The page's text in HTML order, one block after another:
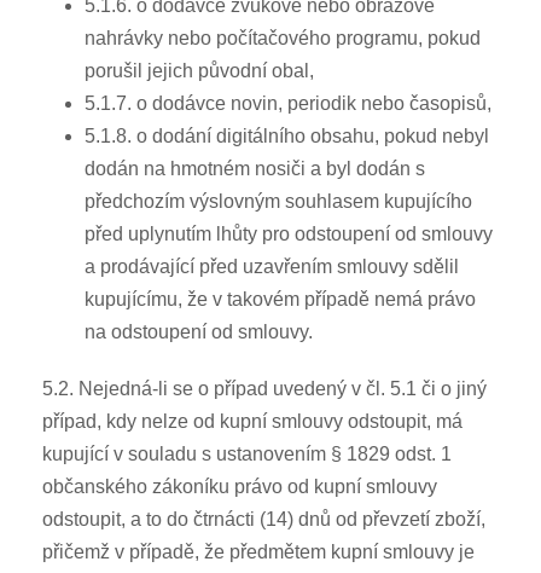
5.1.6. o dodávce zvukové nebo obrazové
nahrávky nebo počítačového programu, pokud
porušil jejich původní obal,
5.1.7. o dodávce novin, periodik nebo časopisů,
5.1.8. o dodání digitálního obsahu, pokud nebyl
dodán na hmotném nosiči a byl dodán s
předchozím výslovným souhlasem kupujícího
před uplynutím lhůty pro odstoupení od smlouvy
a prodávající před uzavřením smlouvy sdělil
kupujícímu, že v takovém případě nemá právo
na odstoupení od smlouvy.
5.2. Nejedná-li se o případ uvedený v čl. 5.1 či o jiný
případ, kdy nelze od kupní smlouvy odstoupit, má
kupující v souladu s ustanovením § 1829 odst. 1
občanského zákoníku právo od kupní smlouvy
odstoupit, a to do čtrnácti (14) dnů od převzetí zboží,
přičemž v případě, že předmětem kupní smlouvy je